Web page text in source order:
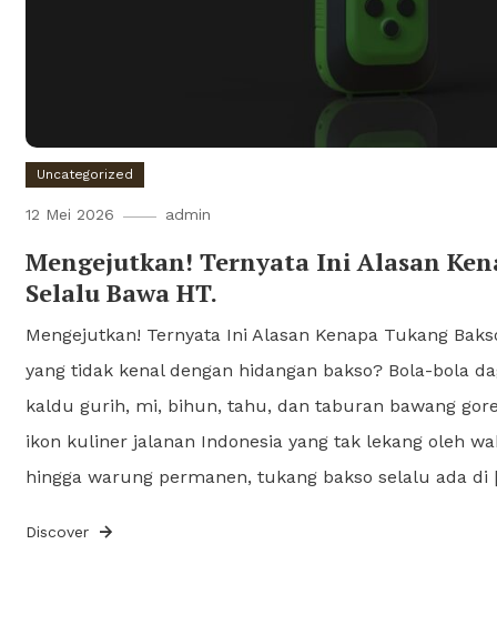
Uncategorized
12 Mei 2026 admin
Mengejutkan! Ternyata Ini Alasan
Selalu Bawa HT.
Mengejutkan! Ternyata Ini Alasan Kenapa Tukang
yang tidak kenal dengan hidangan bakso? Bola-bola
kaldu gurih, mi, bihun, tahu, dan taburan bawang
ikon kuliner jalanan Indonesia yang tak lekang oleh
hingga warung permanen, tukang bakso selalu ada di
Discover